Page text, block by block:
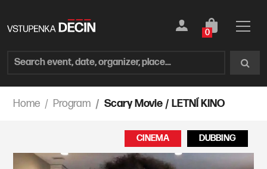
0
Home Program Scary Movie / LETNÍ KINO
CINEMA DUBBING